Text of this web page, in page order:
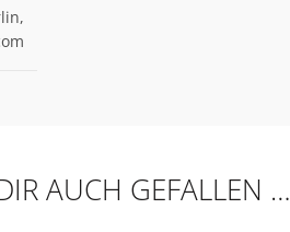
AUCH GEFALLEN …